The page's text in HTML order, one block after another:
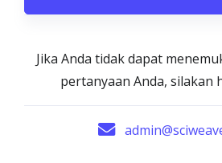
Jika Anda tidak dapat
pertanyaan Anda, silakan